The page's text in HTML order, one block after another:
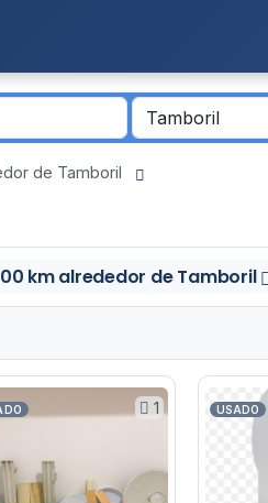
de Tamboril
km alrededor de Tamboril
1 USADO